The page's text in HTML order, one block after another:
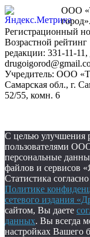
ООО
Регистрационный
Возрастной
редакции: 331-11-
Учредитель: ООО
Самарская обл., г.
52/55, комн. 6
С целью улучшения
пользователями
персональные
файлов и сервисов
Статистика согласно
Политике
сетевого издания
сайтом, Вы даете
данных. Вы всегда
настройках Вашего